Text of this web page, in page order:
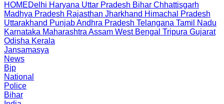
HOMEDelhi Haryana Uttar Pradesh Bihar Chhattisgarh
Madhya Pradesh Rajasthan Jharkhand Himachal Pradesh
Uttarakhand PunjabAndhra Pradesh Telangana Tamil Nadu
Karnataka Maharashtra Assam West Bengal Tripura Gujarat
Odisha Kerala
Jansamasya
News
Bjp
National
Police
Bihar